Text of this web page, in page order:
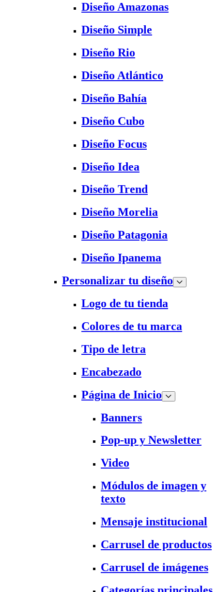
Diseño Amazonas
Diseño Simple
Diseño Rio
Diseño Atlántico
Diseño Bahía
Diseño Cubo
Diseño Focus
Diseño Idea
Diseño Trend
Diseño Morelia
Diseño Patagonia
Diseño Ipanema
Personalizar tu diseño
Logo de tu tienda
Colores de tu marca
Tipo de letra
Encabezado
Página de Inicio
Banners
Pop-up y Newsletter
Video
Módulos de imagen y
texto
Mensaje institucional
Carrusel de productos
Carrusel de imágenes